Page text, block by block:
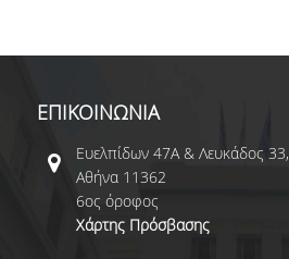
ΕΠΙΚΟΙΝΩΝΙΑ
Ευελπίδων 47Α & Λευκάδος 33,
Αθήνα 11362
6ος όροφος
Χάρτης Πρόσβασης